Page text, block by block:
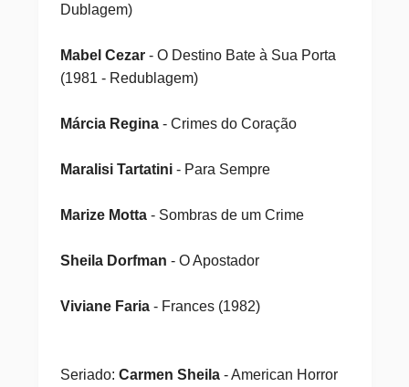
Dublagem)
Mabel Cezar- O Destino Bate à Sua Porta
(1981 - Redublagem)
Márcia Regina- Crimes do Coração
Maralisi Tartatini- Para Sempre
Marize Motta- Sombras de um Crime
Sheila Dorfman - O Apostador
Viviane Faria- Frances (1982)
Seriado: Carmen Sheila- American Horror